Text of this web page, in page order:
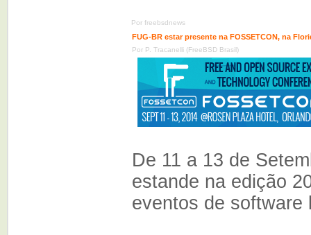
Por freebsdnews
FUG-BR estar presente na FOSSETCON, na
Por P. Tracanelli (FreeBSD Brasil)
De 11 a 13 de
estande na edição
eventos de